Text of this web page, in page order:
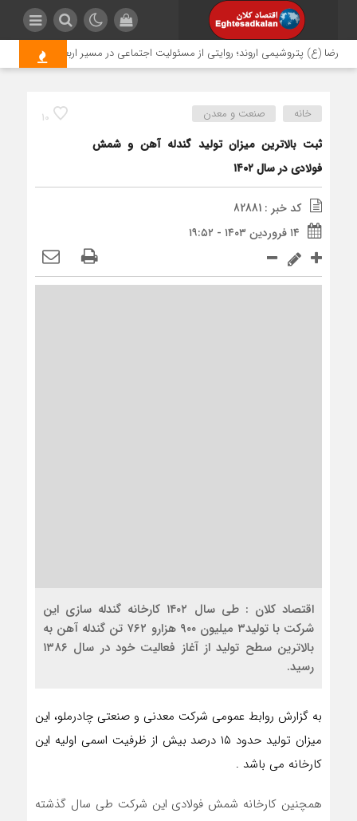
(ع) پتروشیمی اروند؛ روایتی از مسئولیت اجتماعی در مسیر اربعین
10 خانه صنعت و معدن
ثبت بالاترین میزان تولید گندله آهن و شمش
فولادی در سال ۱۴۰۲
کد خبر : 82881
۱۴ فروردین ۱۴۰۳ - ۱۹:۵۲
اقتصاد کلان : طی سال ۱۴۰۲ کارخانه گندله سازی این
شرکت با تولید۳ میلیون ۹۰۰ هزارو ۷۶۲ تن گندله آهن به
بالاترین سطح تولید از آغاز فعالیت خود در سال ۱۳۸۶
رسید.
به گزارش روابط عمومی شرکت معدنی و صنعتی چادرملو، این
میزان تولید حدود ۱۵ درصد بیش از ظرفیت اسمی اولیه این
کارخانه می باشد .
همچنین کارخانه شمش فولادی این شرکت طی سال گذشته